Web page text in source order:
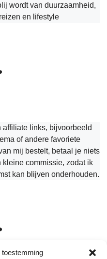
toestemming
wordt van duurzaamheid,
en lifestyle
links, bijvoorbeeld
of andere favoriete
mij bestelt, betaal je niets
kleine commissie, zodat ik
kan blijven onderhouden.